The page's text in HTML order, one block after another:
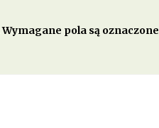
Wymagane pola są oznaczone